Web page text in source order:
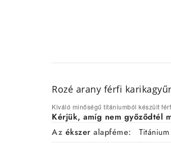
Rozé arany férfi
Kiváló minőségű titániumból készült
Kérjük, amíg nem győződtél
Az ékszer alapféme:
Titánium